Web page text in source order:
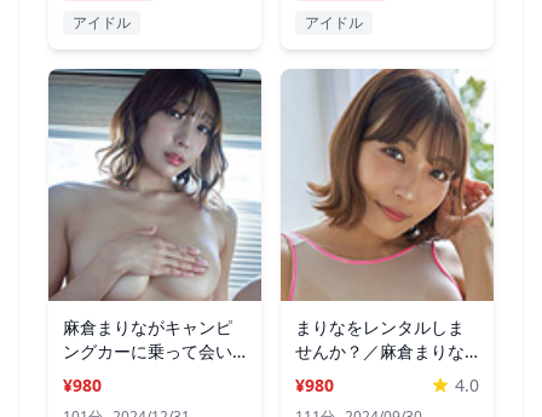
アイドル
アイドル
麻倉まりながキャンピ
ングカーに乗って会い
に行きます！
¥980
まりなをレンタルしま
せんか？／麻倉まりな
BD
¥980 4.0